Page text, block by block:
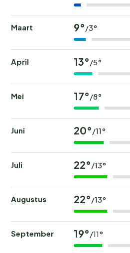
Maart 9°/3°
April 13°/5°
Mei 17°/8°
Juni 20°/11°
Juli 22°/13°
Augustus 22°/13°
September 19°/11°